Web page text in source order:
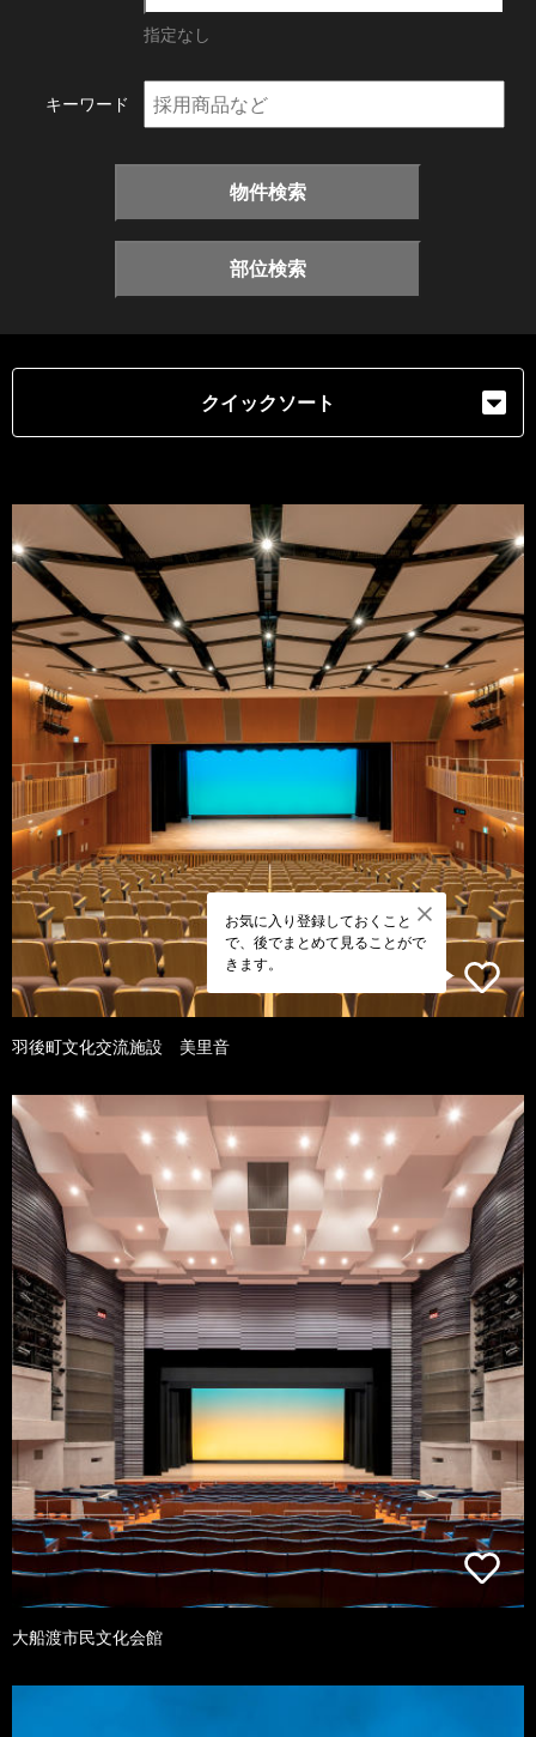
指定なし
キーワード
物件検索
部位検索
クイックソート
お気に入り登録しておくこと
で、後でまとめて見ることがで
きます。
羽後町文化交流施設 美里音
大船渡市民文化会館